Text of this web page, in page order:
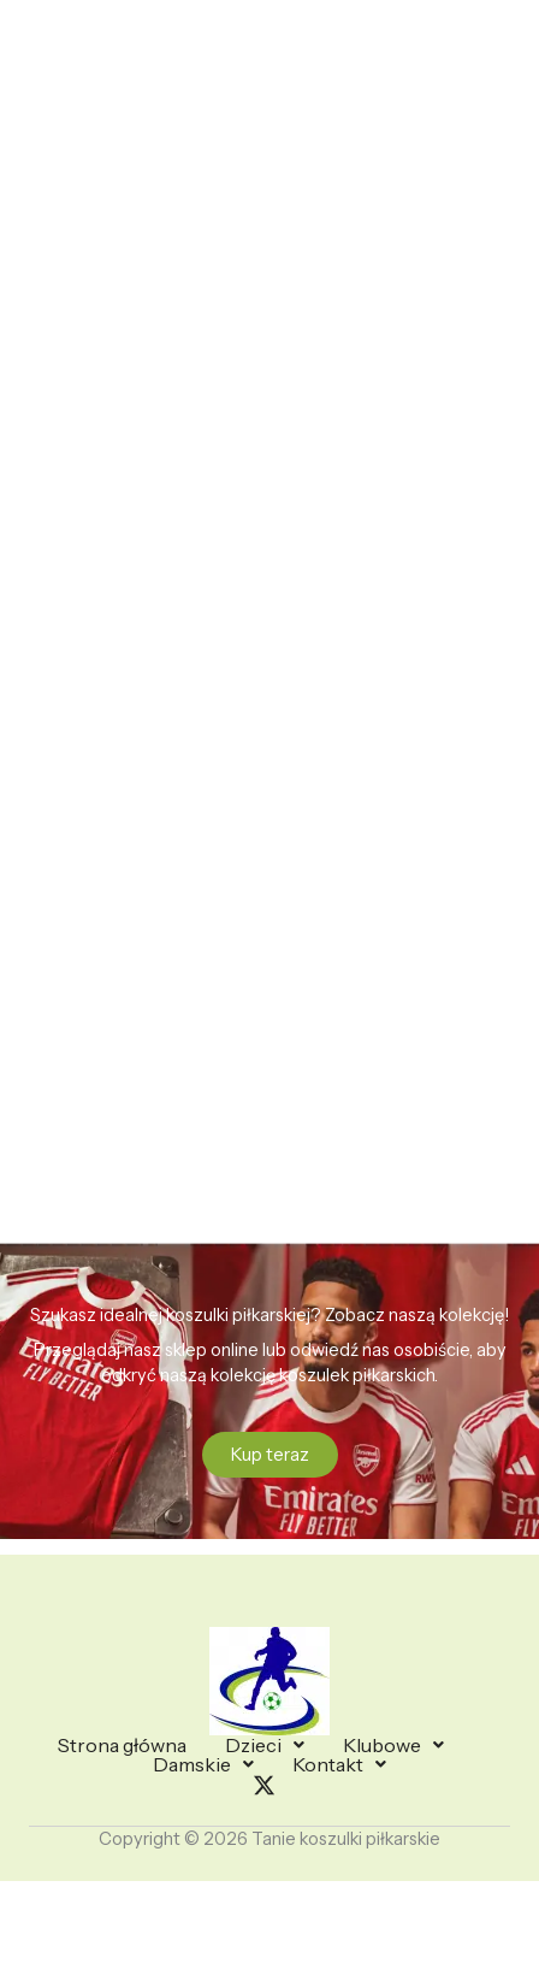
Szukasz idealnej koszulki piłkarskiej? Zobacz naszą kolekcję!
Przeglądaj nasz sklep online lub odwiedź nas osobiście, aby
odkryć naszą kolekcję koszulek piłkarskich.
Kup teraz
Strona główna Dzieci
Klubowe
Damskie
Kontakt
Copyright © 2026 Tanie koszulki piłkarskie